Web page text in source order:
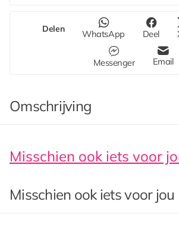
Delen WhatsApp Deel
Messenger Email
Omschrijving
Misschien ook iets voor
Misschien ook iets voor jou